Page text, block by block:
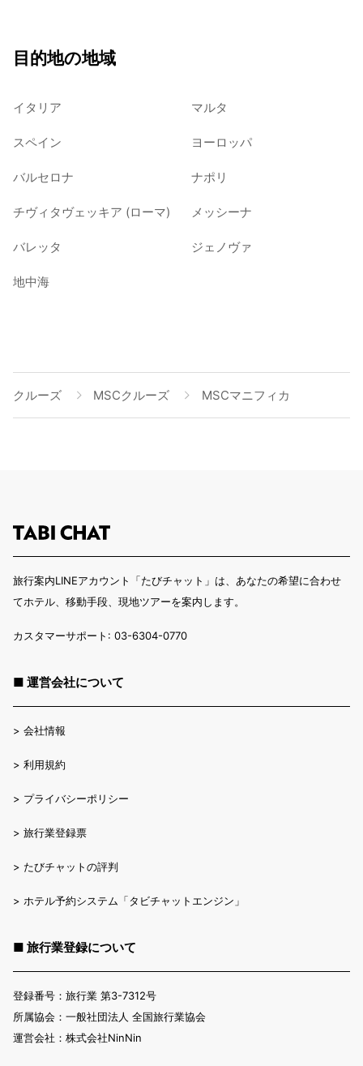
目的地の地域
イタリア マルタ
スペイン ヨーロッパ
バルセロナ ナポリ
チヴィタヴェッキア (ローマ) メッシーナ
バレッタ ジェノヴァ
地中海
クルーズ MSCクルーズ MSCマニフィカ
旅行案内LINEアカウント「たびチャット」は、あなたの希望に合わせ
てホテル、移動手段、現地ツアーを案内します。
カスタマーサポート: 03-6304-0770
■ 運営会社について
> 会社情報
> 利用規約
> プライバシーポリシー
> 旅行業登録票
> たびチャットの評判
> ホテル予約システム「タビチャットエンジン」
■ 旅行業登録について
登録番号：旅行業 第3-7312号
所属協会：一般社団法人 全国旅行業協会
運営会社：株式会社NinNin